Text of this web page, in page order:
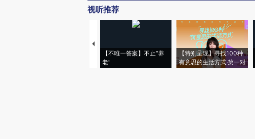
视听推荐
【不唯一答案】不止“养
老”
【特别呈现】寻找100种
有意思的生活方式·第一对